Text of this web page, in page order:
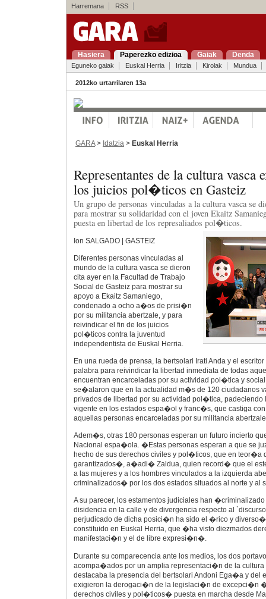
Harremana RSS
Hasiera Paperezko edizioa Gaiak Denda
Eguneko gaiak Euskal Herria Iritzia Kirolak Mundua
2012ko urtarrilaren 13a
GARA> Idatzia > Euskal Herria
Representantes de la cultura vasca
los juicios pol�ticos en Gasteiz
Un grupo de personas vinculadas a la cultura vasca se
para mostrar su solidaridad con el joven Ekaitz
puesta en libertad de los represaliados pol�ticos.
Ion SALGADO | GASTEIZ
Diferentes personas vinculadas al
mundo de la cultura vasca se dieron
cita ayer en la Facultad de Trabajo
Social de Gasteiz para mostrar su
apoyo a Ekaitz Samaniego,
condenado a ocho a�os de prisi�n
por su militancia abertzale, y para
reivindicar el fin de los juicios
pol�ticos contra la juventud
independentista de Euskal Herria.
En una rueda de prensa, la bertsolari Irati Anda y el
palabra para reivindicar la libertad inmediata de todas
encuentran encarceladas por su actividad pol�tica y
se�alaron que en la actualidad m�s de 120 ciudadanos
privados de libertad por su actividad pol�tica,
vigente en los estados espa�ol y franc�s, que castiga
aquellas personas encarceladas por su militancia
Adem�s, otras 180 personas esperan un futuro incierto
Nacional espa�ola. �Estas personas esperan a que se
hecho de sus derechos civiles y pol�ticos, que en teor�a
garantizados�, a�adi� Zaldua, quien record� que el
a las mujeres y a los hombres vinculados a la izquierda
criminalizados� por los dos estados situados al norte y al
A su parecer, los estamentos judiciales han
disidencia en la calle y de divergencia respecto al
perjudicado de dicha posici�n ha sido el �rico y
constituido en Euskal Herria, que �ha visto diezmados
manifestaci�n y el de libre expresi�n�.
Durante su comparecencia ante los medios, los dos
acompa�ados por un amplia representaci�n de la cultura
destacaba la presencia del bertsolari Andoni Ega�a y del
exigieron la derogaci�n de la legislaci�n de excepci�n
derechos civiles y pol�ticos� puesta en marcha desde